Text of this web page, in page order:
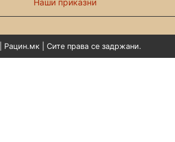
Наши приказни
| Сите права се задржани.